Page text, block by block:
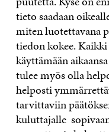
tieto saadaan
miten luotettavana
tiedon kokee.
käyttämään
tulee myös olla
helposti
tarvittaviin
kuluttajalle